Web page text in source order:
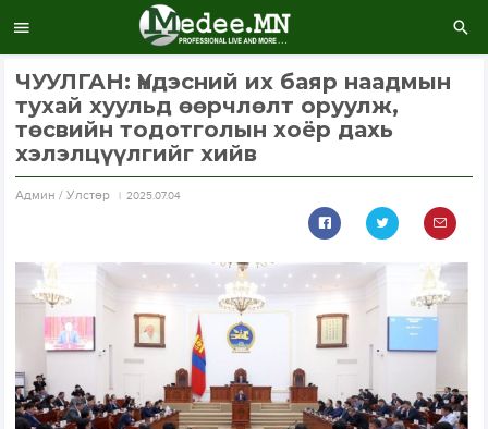
ЧУУЛГАН: Үндэсний их баяр наадмын
тухай хуульд өөрчлөлт оруулж,
төсвийн тодотголын хоёр дахь
хэлэлцүүлгийг хийв
Aдмин / Улстөр 2025.07.04